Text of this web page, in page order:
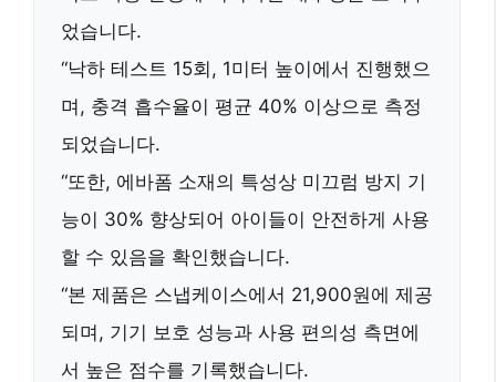
었습니다.
“낙하 테스트 15회, 1미터 높이에서 진행했으
며, 충격 흡수율이 평균 40% 이상으로 측정
되었습니다.
“또한, 에바폼 소재의 특성상 미끄럼 방지 기
능이 30% 향상되어 아이들이 안전하게 사용
할 수 있음을 확인했습니다.
“본 제품은 스냅케이스에서 21,900원에 제공
되며, 기기 보호 성능과 사용 편의성 측면에
서 높은 점수를 기록했습니다.